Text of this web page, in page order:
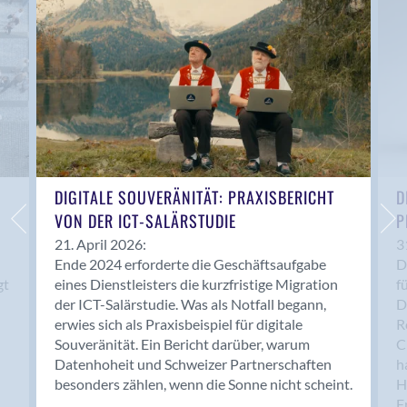
Anwil
Appenzell
Au SG
Baar
Baden
Balsthal
Balzers
Basel
Bassersdorf
Belp
Bendern
Benken (SG)
Bergdietikon
Berlin
Bern
Bern - Liebefeld
DIGITALE SOUVERÄNITÄT: PRAXISBERICHT
VON DER ICT-SALÄRSTUDIE
21. April 2026:
Ende 2024 erforderte die Geschäftsaufgabe
eines Dienstleisters die kurzfristige Migration
der ICT-Salärstudie. Was als Notfall begann,
erwies sich als Praxisbeispiel für digitale
Souveränität. Ein Bericht darüber, warum
Datenhoheit und Schweizer Partnerschaften
besonders zählen, wenn die Sonne nicht scheint.